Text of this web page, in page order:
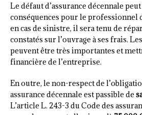
Le défaut d’assurance décennale
conséquences pour le professionnel
en cas de sinistre, il sera tenu de
constatés sur l’ouvrage à ses frais.
peuvent être très importantes et
financière de l’entreprise.
En outre, le non-respect de
assurance décennale est passible de
L’article L. 243-3 du Code des